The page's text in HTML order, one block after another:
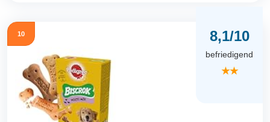
10 8,1/10
befriedigend
★★